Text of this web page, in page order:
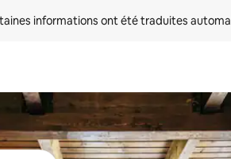
informations ont été traduites